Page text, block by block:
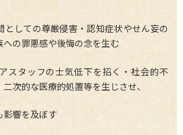
としての尊厳侵害・認知症状やせん妄の
の罪悪感や後悔の念を生む
スタッフの士気低下を招く・社会的不
次的な医療的処置等を生じさせ、
を及ぼす